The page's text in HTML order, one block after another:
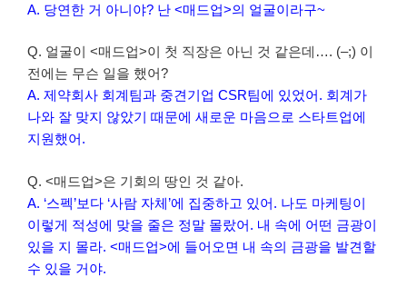
A. 당연한 거 아니야? 난 <매드업>의 얼굴이라구~
Q. 얼굴이 <매드업>이 첫 직장은 아닌 것 같은데…. (–;) 이
전에는 무슨 일을 했어?
A. 제약회사 회계팀과 중견기업 CSR팀에 있었어. 회계가
나와 잘 맞지 않았기 때문에 새로운 마음으로 스타트업에
지원했어.
Q. <매드업>은 기회의 땅인 것 같아.
A. ‘스펙’보다 ‘사람 자체’에 집중하고 있어. 나도 마케팅이
이렇게 적성에 맞을 줄은 정말 몰랐어. 내 속에 어떤 금광이
있을 지 몰라. <매드업>에 들어오면 내 속의 금광을 발견할
수 있을 거야.